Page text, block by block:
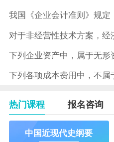
下列企业资产中，属于无
下列各项成本费用中，不属
热门课程 报名咨询
中国近现代史纲要